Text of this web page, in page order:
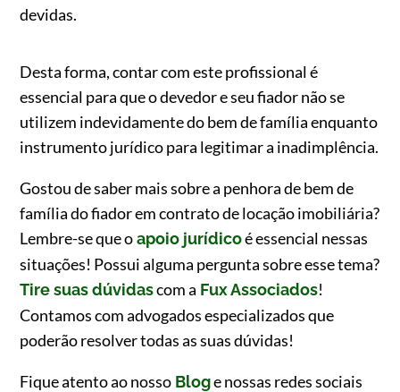
devidas.
Desta forma, contar com este profissional é
essencial para que o devedor e seu fiador não se
utilizem indevidamente do bem de família enquanto
instrumento jurídico para legitimar a inadimplência.
Gostou de saber mais sobre a penhora de bem de
família do fiador em contrato de locação imobiliária?
Lembre-se que oapoio jurídicoé essencial nessas
situações! Possui alguma pergunta sobre esse tema?
Tire suas dúvidascom a Fux Associados!
Contamos com advogados especializados que
poderão resolver todas as suas dúvidas!
Fique atento ao nosso Bloge nossas redes sociais